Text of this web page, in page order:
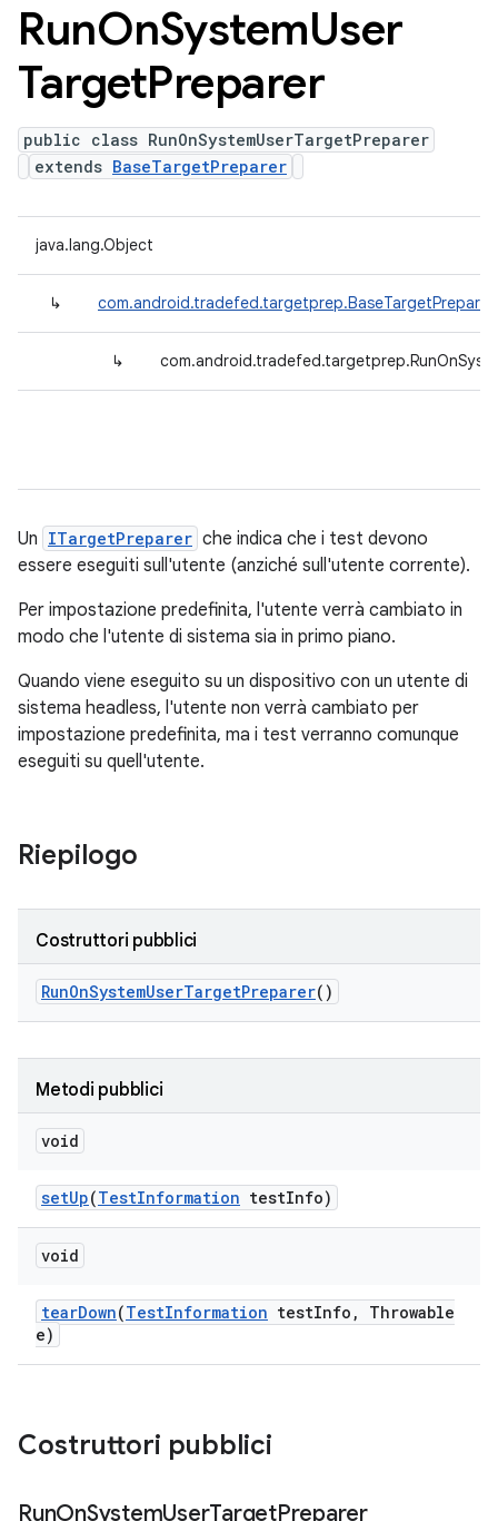
RunOnSystemUser
TargetPreparer
public class RunOnSystemUserTargetPreparer
extends BaseTargetPreparer
java.lang.Object
↳ com.android.tradefed.targetprep.BaseTargetPreparer
↳
Un ITargetPreparer che indica che i test devono
essere eseguiti sull'utente (anziché sull'utente corrente).
Per impostazione predefinita, l'utente verrà cambiato in
modo che l'utente di sistema sia in primo piano.
Quando viene eseguito su un dispositivo con un utente di
sistema headless, l'utente non verrà cambiato per
impostazione predefinita, ma i test verranno comunque
eseguiti su quell'utente.
Riepilogo
Costruttori pubblici
RunOnSystemUserTargetPreparer()
Metodi pubblici
void
setUp(TestInformation testInfo)
void
tearDown(TestInformation testInfo ,
Throwable
e)
Costruttori pubblici
RunOnSystemUserTargetPreparer